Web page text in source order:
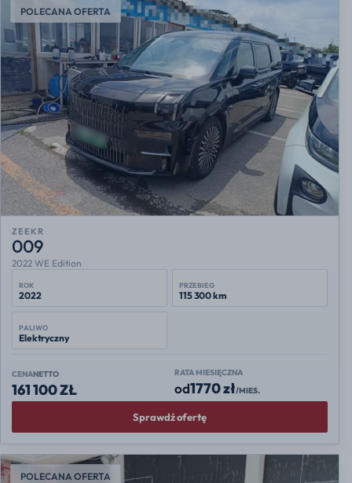
POLECANA OFERTA
ZEEKR
009
2022 WE Edition
ROK
2022
PRZEBIEG
115 300 km
PALIWO
Elektryczny
CENANETTO
161 100 ZŁ
RATA MIESIĘCZNA
od1770 zł/MIES.
Sprawdź ofertę
POLECANA OFERTA